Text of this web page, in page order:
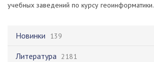
Новинки 139
Литература 2181
учебных заведений пo курсу геоинформатики.